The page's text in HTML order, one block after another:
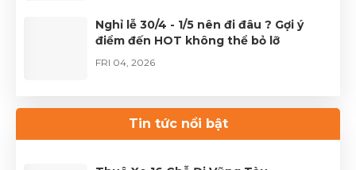
Nghỉ lễ 30/4 - 1/5 nên đi đâu ? Gợi ý
điểm đến HOT không thể bỏ lỡ
FRI 04, 2026
– Hành trình đầy trọn vẹn
FRI 04, 2026
Tin tức nổi bật